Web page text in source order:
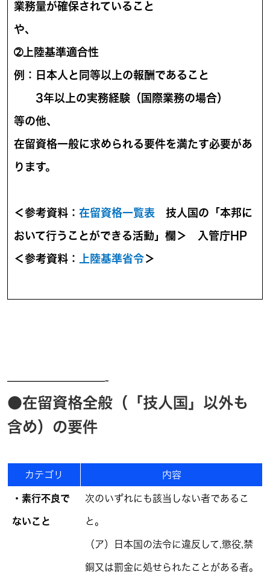
業務量が確保されていること
や、
➁上陸基準適合性
例：日本人と同等以上の報酬であること
3年以上の実務経験（国際業務の場合）
等の他、
在留資格一般に求められる要件を満たす必要があ
ります。
＜参考資料： 在留資格一覧表 技人国の「本邦に
おいて行うことができる活動」欄＞ 入管庁HP
＜参考資料： 上陸基準省令＞
—————————-
●在留資格全般（「技人国」以外も
含め）の要件
カテゴリ 内容
・素行不良で
ないこと
次のいずれにも該当しない者であるこ
と｡
（ア）日本国の法令に違反して,懲役,禁
銅又は罰金に処せられたことがある者｡